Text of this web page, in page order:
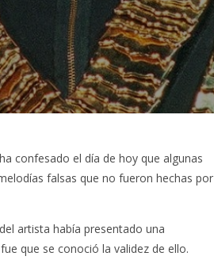
confesado el día de hoy que algunas
falsas que no fueron hechas por
artista había presentado una
que se conoció la validez de ello.